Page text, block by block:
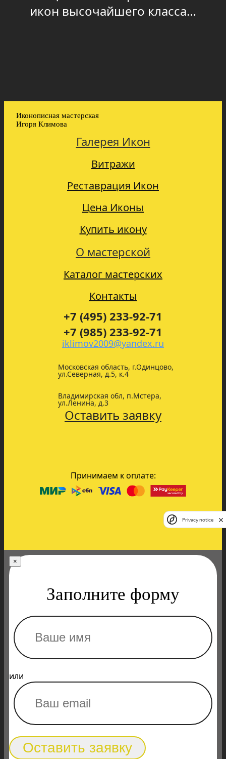
икон высочайшего класса…
Иконописная мастерская
Игоря Климова
Галерея Икон
Витражи
Реставрация Икон
Цена Иконы
Купить икону
О мастерской
Каталог мастерских
Контакты
+7 (495) 233-92-71
+7 (985) 233-92-71
iklimov2009@yandex.ru
Московская область, г.Одинцово,
ул.Северная, д.5, к.4
Владимирская обл, п.Мстера,
ул.Ленина, д.3
Оставить заявку
Принимаем к оплате:
×
Заполните форму
или
Оставить заявку
Privacy notice